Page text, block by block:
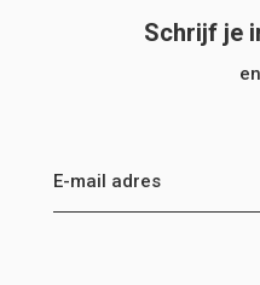
Schrijf je